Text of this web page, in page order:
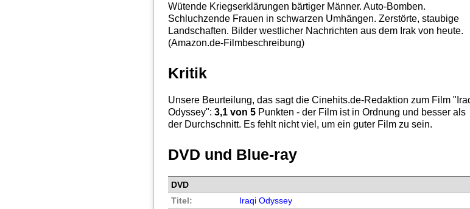
Wütende Kriegserklärungen bärtiger Männer. Auto-Bomben.
Schluchzende Frauen in schwarzen Umhängen. Zerstörte, staubige
Landschaften. Bilder westlicher Nachrichten aus dem Irak von heute.
(Amazon.de-Filmbeschreibung)
Kritik
Unsere Beurteilung, das sagt dieCinehits.de-Redaktion zum Film "
Odyssey":3,1 von 5 Punkten - der Film ist in Ordnung und besser als
der Durchschnitt. Es fehlt nicht viel, um ein guter Film zu sein.
DVD und Blue-ray
DVD
Titel:
Iraqi Odyssey